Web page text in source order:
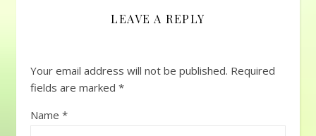
LEAVE A REPLY
Your email address will not be published. Required
fields are marked *
Name *